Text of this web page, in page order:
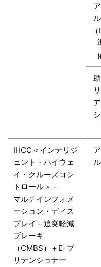
IHCC＜インテリジ
ェント・ハイウェ
イ・クルーズコン
トロール＞＋
マルチインフォメ
ーション・ディス
プレイ＋追突軽減
ブレーキ
（CMBS）＋E-プ
リテンショナー